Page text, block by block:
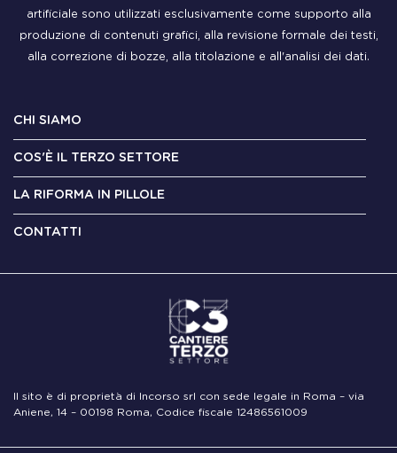
artificiale sono utilizzati esclusivamente come supporto alla
produzione di contenuti grafici, alla revisione formale dei testi,
alla correzione di bozze, alla titolazione e all'analisi dei dati.
CHI SIAMO
COS'È IL TERZO SETTORE
LA RIFORMA IN PILLOLE
CONTATTI
Il sito è di proprietà di Incorso srl con sede legale in Roma – via
Aniene, 14 – 00198 Roma, Codice fiscale 12486561009